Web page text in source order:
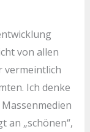
von allen
vermeintlich
Ich denke
an „schönen“,